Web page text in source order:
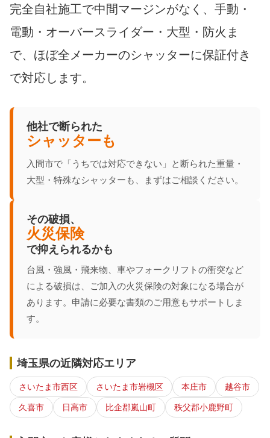
完全自社施工で中間マージンがなく、手動・
電動・オーバースライダー・大型・防火ま
で、ほぼ全メーカーのシャッターに保証付き
で対応します。
他社で断られた
シャッターも
入間市で「うちでは対応できない」と断られた重量・
大型・特殊なシャッターも、まずはご相談ください。
その破損、
火災保険
で抑えられるかも
台風・強風・飛来物、車やフォークリフトの衝突など
による破損は、ご加入の火災保険の対象になる場合が
あります。申請に必要な書類のご用意もサポートしま
す。
埼玉県の近隣対応エリア
さいたま市西区 さいたま市岩槻区 本庄市
越谷市
久喜市
日高市 比企郡嵐山町 秩父郡小鹿野町